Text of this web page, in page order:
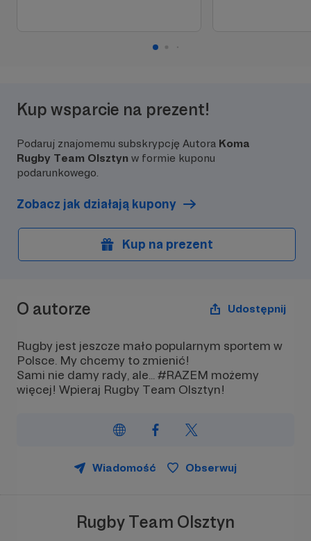
Kup wsparcie na prezent!
Podaruj znajomemu subskrypcję Autora Koma
Rugby Team Olsztyn w formie kuponu
podarunkowego.
Zobacz jak działają kupony
Kup na prezent
O autorze Udostępnij
Rugby jest jeszcze mało popularnym sportem w
Polsce. My chcemy to zmienić!
Sami nie damy rady, ale... #RAZEM możemy
więcej! Wpieraj Rugby Team Olsztyn!
Wiadomość Obserwuj
Rugby Team Olsztyn